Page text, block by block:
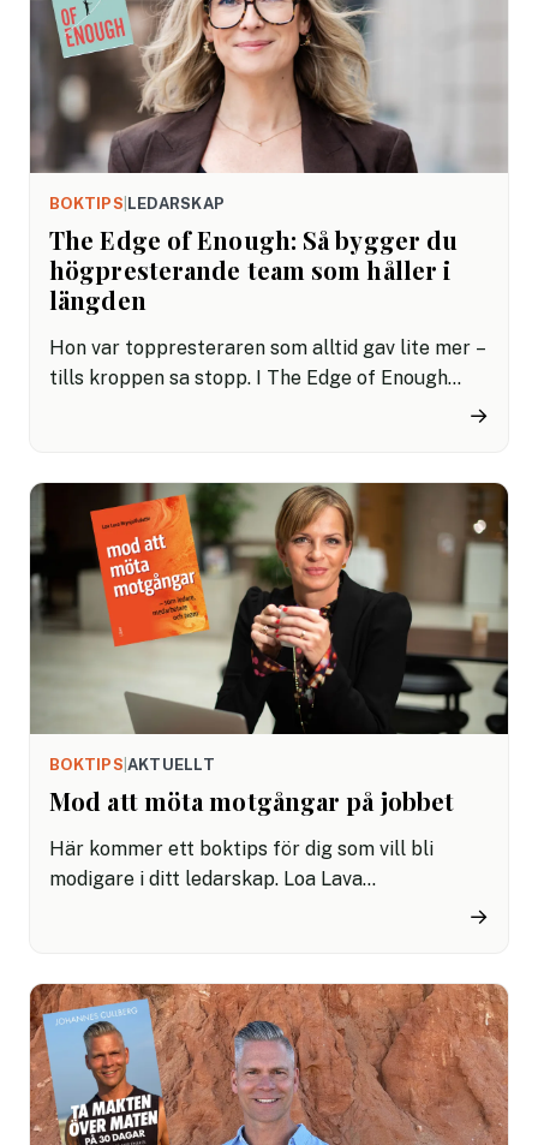
BOKTIPS LEDARSKAP
The Edge of Enough: Så bygger du
högpresterande team som håller i
längden
Hon var toppresteraren som alltid gav lite mer –
tills kroppen sa stopp. I The Edge of Enough
→
BOKTIPS AKTUELLT
Mod att möta motgångar på jobbet
Här kommer ett boktips för dig som vill bli
modigare i ditt ledarskap. Loa Lava
kan vända motgångar och misslyckande till
något positivt, till möjligheter.
→